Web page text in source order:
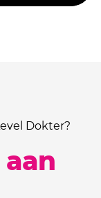
Dokter?